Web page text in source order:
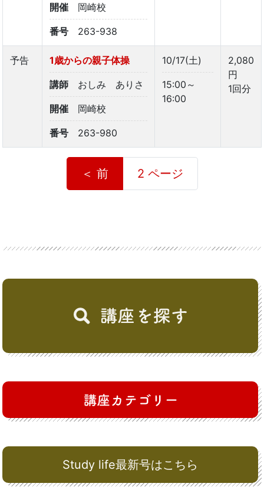
Study life最新号はこちら
開催 岡崎校
番号 263-938
予告 1歳からの親子体操
講師 おしみ ありさ
開催 岡崎校
番号 263-980
10/17(土)
15:00～
16:00
2,080
円
1回分
＜ 前 2 ページ